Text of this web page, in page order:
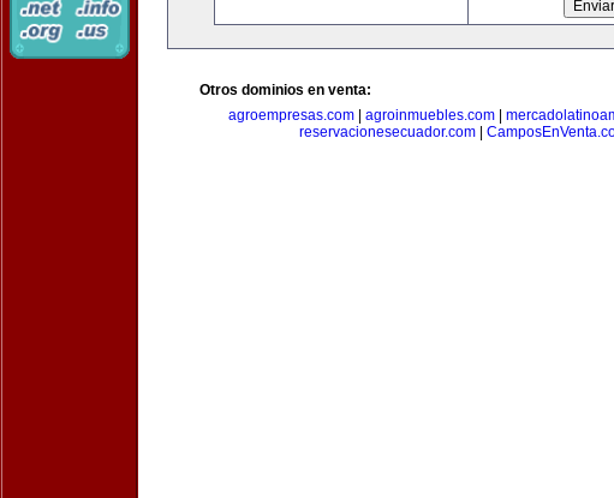
Otros dominios en venta:
agroempresas.com| agroinmuebles.com|
reservacionesecuador.com